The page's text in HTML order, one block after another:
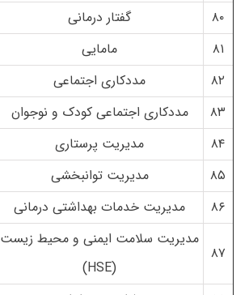
۸۰
گفتار درمانی
۸۱
مامایی
۸۲
مددکاری اجتماعی
۸۳
مددکاری اجتماعی کودک و نوجوان
۸۴
مدیریت پرستاری
۸۵
مدیریت توانبخشی
۸۶
مدیریت خدمات بهداشتی درمانی
۸۷
مدیریت سلامت ایمنی و محیط زیست
(HSE)